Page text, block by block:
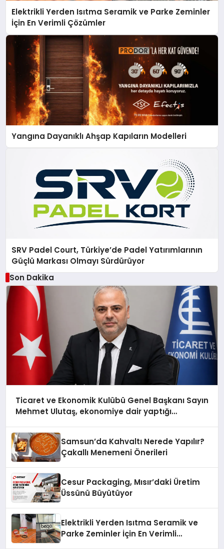
Elektrikli Yerden Isıtma Seramik ve Parke Zeminler
İçin En Verimli Çözümler
Yangına Dayanıklı Ahşap Kapıların Modelleri
SRV Padel Court, Türkiye’de Padel Yatırımlarının
Güçlü Markası Olmayı Sürdürüyor
Son Dakika
Ticaret ve Ekonomik Kulübü Genel Başkanı Sayın
Mehmet Ulutaş, ekonomiye dair yaptığı
Samsun’da Kahvaltı Nerede Yapılır?
Çakallı Menemeni Önerileri
Cesur Packaging, Mısır’daki Üretim
Üssünü Büyütüyor
Elektrikli Yerden Isıtma Seramik ve
Parke Zeminler İçin En Verimli